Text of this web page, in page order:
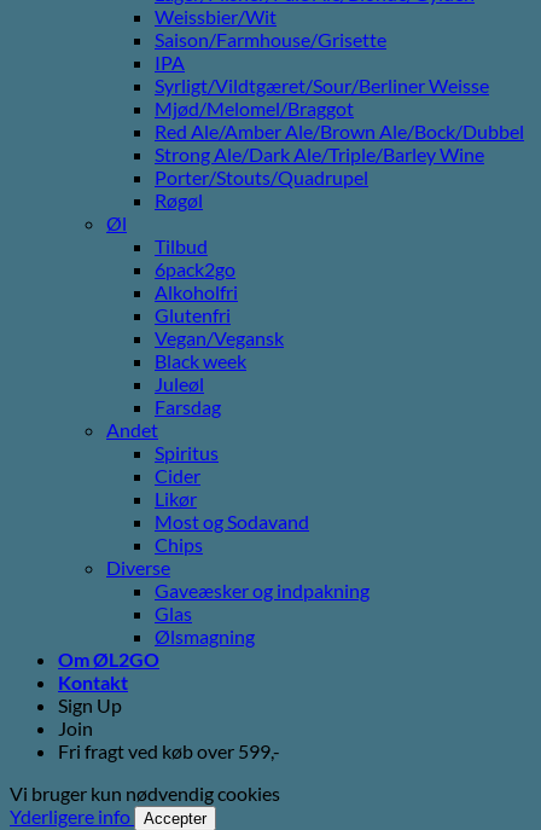
Weissbier/Wit
Saison/Farmhouse/Grisette
IPA
Syrligt/Vildtgæret/Sour/Berliner Weisse
Mjød/Melomel/Braggot
Red Ale/Amber Ale/Brown Ale/Bock/Dubbel
Strong Ale/Dark Ale/Triple/Barley Wine
Porter/Stouts/Quadrupel
Røgøl
Øl
Tilbud
6pack2go
Alkoholfri
Glutenfri
Vegan/Vegansk
Black week
Juleøl
Farsdag
Andet
Spiritus
Cider
Likør
Most og Sodavand
Chips
Diverse
Gaveæsker og indpakning
Glas
Ølsmagning
Om ØL2GO
Kontakt
Sign Up
Join
Fri fragt ved køb over 599,-
Vi bruger kun nødvendig cookies
Yderligere info
Accepter